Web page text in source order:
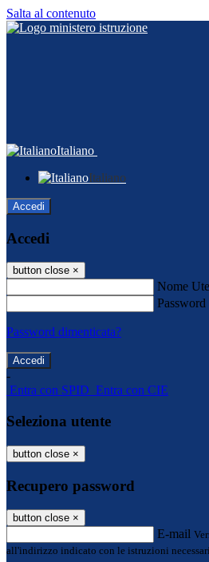
Salta al contenuto
Italiano
Italiano
Accedi
Accedi
button close ×
Nome
Password
Password dimenticata?
-
Entra con SPID Entra con CIE
Seleziona utente
button close ×
Recupero password
button close ×
E-mail
all'indirizzo indicato con le istruzioni